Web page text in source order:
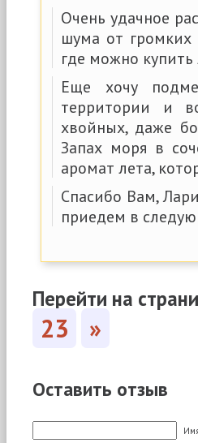
Очень удачное
шума от
где можно
Еще хочу
территории и
хвойных, даже
Запах моря в
аромат лета,
Спасибо Вам,
приедем в
Перейти на
23
»
Оставить отзыв